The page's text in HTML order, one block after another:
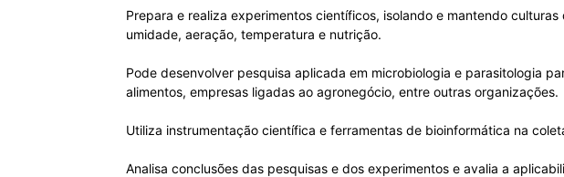
Prepara e realiza experimentos científicos, isolando e mantendo
umidade, aeração, temperatura e nutrição.
Pode desenvolver pesquisa aplicada em microbiologia e parasitologia
alimentos, empresas ligadas ao agronegócio, entre outras organizações.
Utiliza instrumentação científica e ferramentas de bioinformática na
Analisa conclusões das pesquisas e dos experimentos e avalia a